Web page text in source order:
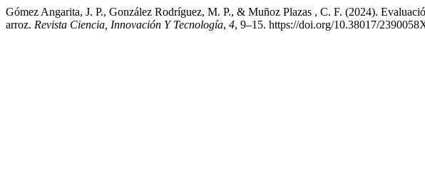
Gómez Angarita, J. P., González Rodríguez, M. P., & Muñoz Plazas , C. F. (2024).
arroz. Revista Ciencia, Innovación Y Tecnología, 4, 9–15. https://doi.org/10.38017/